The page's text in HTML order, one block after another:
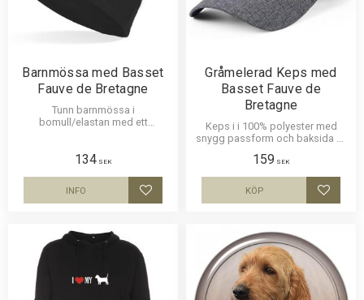
Barnmössa med Basset
Fauve de Bretagne
Tunn barnmössa i
bomull/elastan med ett
färger.
134 SEK
Lägg till i favoriter
INFO
Gråmelerad Keps med
Basset Fauve de
Bretagne
Keps i i 100% polyester med
snygg passform och baksida av
Basset Fauve de Bretagne.
Luftig och skön keps.
159 SEK
Lägg
KÖP